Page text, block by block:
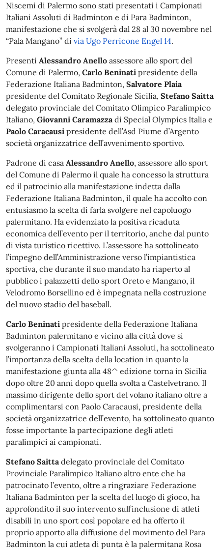
Niscemi di Palermo sono stati presentati i Campionati
Italiani Assoluti di Badminton e di Para Badminton,
manifestazione che si svolgerà dal 28 al 30 novembre nel
“Pala Mangano” di via Ugo Perricone Engel 14.
Presenti Alessandro Anello assessore allo sport del
Comune di Palermo, Carlo Beninati presidente della
Federazione Italiana Badminton, Salvatore Plaia
presidente del Comitato Regionale Sicilia, Stefano Saitta
delegato provinciale del Comitato Olimpico Paralimpico
Italiano, Giovanni Caramazza di Special Olympics Italia e
Paolo Caracausi presidente dell’Asd Piume d’Argento
società organizzatrice dell’avvenimento sportivo.
Padrone di casa Alessandro Anello, assessore allo sport
del Comune di Palermo il quale ha concesso la struttura
ed il patrocinio alla manifestazione indetta dalla
Federazione Italiana Badminton, il quale ha accolto con
entusiasmo la scelta di farla svolgere nel capoluogo
palermitano. Ha evidenziato la positiva ricaduta
economica dell’evento per il territorio, anche dal punto
di vista turistico ricettivo. L’assessore ha sottolineato
l’impegno dell’Amministrazione verso l’impiantistica
sportiva, che durante il suo mandato ha riaperto al
pubblico i palazzetti dello sport Oreto e Mangano, il
Velodromo Borsellino ed è impegnata nella costruzione
del nuovo stadio del baseball.
Carlo Beninati presidente della Federazione Italiana
Badminton palermitano e vicino alla città dove si
svolgeranno i Campionati Italiani Assoluti, ha sottolineato
l’importanza della scelta della location in quanto la
manifestazione giunta alla 48^ edizione torna in Sicilia
dopo oltre 20 anni dopo quella svolta a Castelvetrano. Il
massimo dirigente dello sport del volano italiano oltre a
complimentarsi con Paolo Caracausi, presidente della
società organizzatrice dell’evento, ha sottolineato quanto
fosse importante la partecipazione degli atleti
paralimpici ai campionati.
Stefano Saitta delegato provinciale del Comitato
Provinciale Paralimpico Italiano altro ente che ha
patrocinato l’evento, oltre a ringraziare Federazione
Italiana Badminton per la scelta del luogo di gioco, ha
approfondito il suo intervento sull’inclusione di atleti
disabili in uno sport così popolare ed ha offerto il
proprio apporto alla diffusione del movimento del Para
Badminton la cui atleta di punta è la palermitana Rosa